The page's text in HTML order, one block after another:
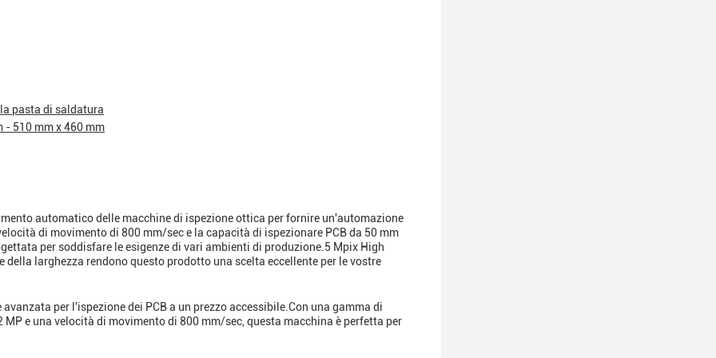
pasta di saldatura
- 510 mm x 460 mm
automatico delle macchine di ispezione ottica per fornire un'automazione
di movimento di 800 mm/sec e la capacità di ispezionare PCB da 50 mm
per soddisfare le esigenze di vari ambienti di produzione.5 Mpix High
della larghezza rendono questo prodotto una scelta eccellente per le vostre
per l'ispezione dei PCB a un prezzo accessibile.Con una gamma di
e una velocità di movimento di 800 mm/sec, questa macchina è perfetta per